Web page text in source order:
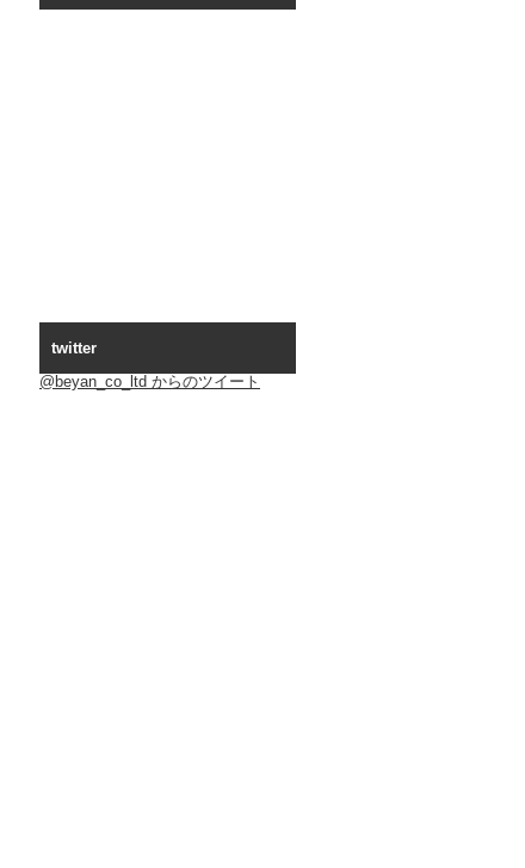
twitter
@beyan_co_ltd からのツイート